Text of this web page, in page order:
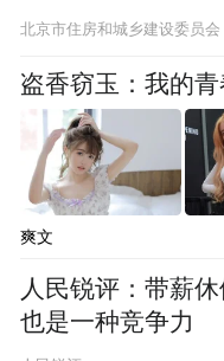
北京市住房和城乡建设委员会
盗香窃玉：我的
爽文
人民锐评：带薪休
也是一种竞争力